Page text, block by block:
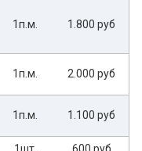
1п.м. 1.800 руб
1п.м. 2.000 руб
1п.м. 1.100 руб
1шт.
600 руб